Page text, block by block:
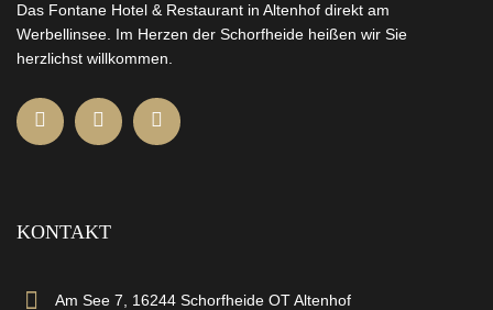
Das Fontane Hotel & Restaurant in Altenhof direkt am
Werbellinsee. Im Herzen der Schorfheide heißen wir Sie
herzlichst willkommen.
KONTAKT
Am See 7, 16244 Schorfheide OT Altenhof